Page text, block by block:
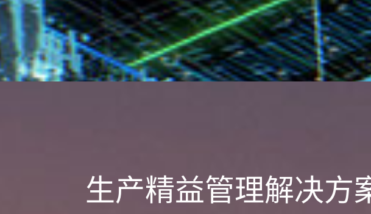
生产精益管理解决方